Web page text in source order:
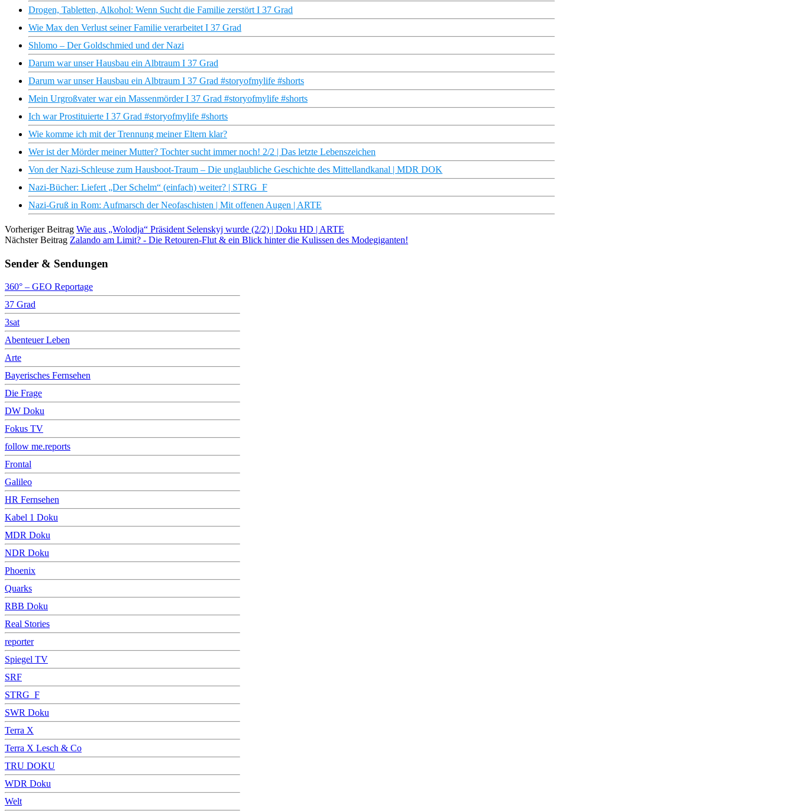
Drogen, Tabletten, Alkohol: Wenn Sucht die Familie zerstört I 37 Grad
Wie Max den Verlust seiner Familie verarbeitet I 37 Grad
Shlomo – Der Goldschmied und der Nazi
Darum war unser Hausbau ein Albtraum I 37 Grad
Darum war unser Hausbau ein Albtraum I 37 Grad #storyofmylife #shorts
Mein Urgroßvater war ein Massenmörder I 37 Grad #storyofmylife #shorts
Ich war Prostituierte I 37 Grad #storyofmylife #shorts
Wie komme ich mit der Trennung meiner Eltern klar?
Wer ist der Mörder meiner Mutter? Tochter sucht immer noch! 2/2 | Das letzte Lebenszeichen
Von der Nazi-Schleuse zum Hausboot-Traum – Die unglaubliche Geschichte des Mittellandkanal | MDR DOK
Nazi-Bücher: Liefert „Der Schelm“ (einfach) weiter? | STRG_F
Nazi-Gruß in Rom: Aufmarsch der Neofaschisten | Mit offenen Augen | ARTE
Vorheriger Beitrag Wie aus „Wolodja“ Präsident Selenskyj wurde (2/2) | Doku HD | ARTE
Nächster Beitrag Zalando am Limit? - Die Retouren-Flut & ein Blick hinter die Kulissen des Modegiganten!
Sender & Sendungen
360° – GEO Reportage
37 Grad
3sat
Abenteuer Leben
Arte
Bayerisches Fernsehen
Die Frage
DW Doku
Fokus TV
follow me.reports
Frontal
Galileo
HR Fernsehen
Kabel 1 Doku
MDR Doku
NDR Doku
Phoenix
Quarks
RBB Doku
Real Stories
reporter
Spiegel TV
SRF
STRG_F
SWR Doku
Terra X
Terra X Lesch & Co
TRU DOKU
WDR Doku
Welt